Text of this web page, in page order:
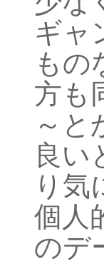
ギャ
もの
方も
～と
良い
り気
個人
のデ